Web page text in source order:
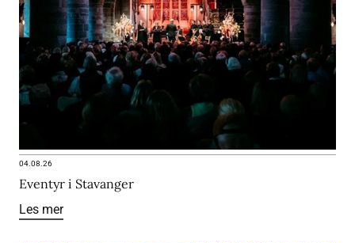
04.08.26
Eventyr i Stavanger
Les mer